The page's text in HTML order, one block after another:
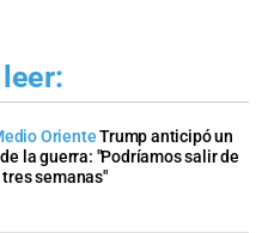
OrienteTrump anticipó un
la guerra: "Podríamos salir de
semanas"